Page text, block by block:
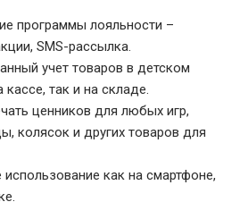
программы лояльности –
SMS-рассылка.
учет товаров в детском
кассе, так и на складе.
ценников для любых игр,
колясок и других товаров для
как на смартфоне,